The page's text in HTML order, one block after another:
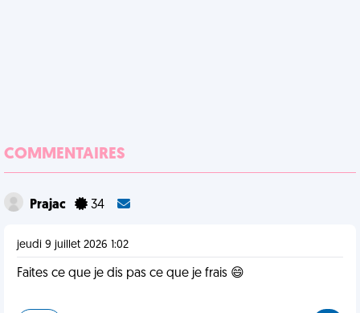
COMMENTAIRES
Prajac 34
jeudi 9 juillet 2026 1:02
Faites ce que je dis pas ce que je frais 😄